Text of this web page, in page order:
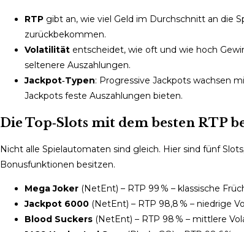
RTP gibt an, wie viel Geld im Durchschnitt an die
zurückbekommen.
Volatilität entscheidet, wie oft und wie hoch
seltenere Auszahlungen.
Jackpot‑Typen: Progressive Jackpots wachsen
Jackpots feste Auszahlungen bieten.
Die Top‑Slots mit dem besten RTP
Nicht alle Spielautomaten sind gleich. Hier sind fünf
Bonusfunktionen besitzen.
Mega Joker (NetEnt) – RTP 99 % – klassische
Jackpot 6000 (NetEnt) – RTP 98,8 % – niedrige
Blood Suckers (NetEnt) – RTP 98 % – mittlere